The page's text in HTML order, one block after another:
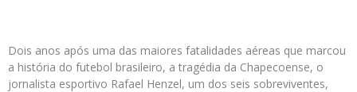
Dois anos após uma das maiores fatalidades aéreas que marcou
a história do futebol brasileiro, a tragédia da Chapecoense, o
jornalista esportivo Rafael Henzel, um dos seis sobreviventes,